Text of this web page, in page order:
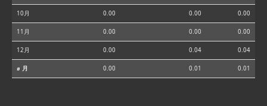
10月 0.00 0.00 0.00
11月 0.00 0.00 0.00
12月 0.00 0.04 0.04
⌀ 月 0.00 0.01 0.01